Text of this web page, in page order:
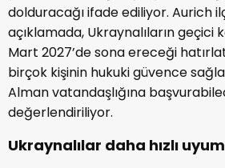
dolduracağı ifade ediliyor. Aurich
açıklamada, Ukraynalıların geçici
Mart 2027’de sona ereceği
birçok kişinin hukuki güvence
Alman vatandaşlığına
değerlendiriliyor.
Ukraynalılar daha hızlı